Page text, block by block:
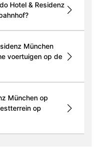
Hotel & Residenz
München
voertuigen op de
München op
op